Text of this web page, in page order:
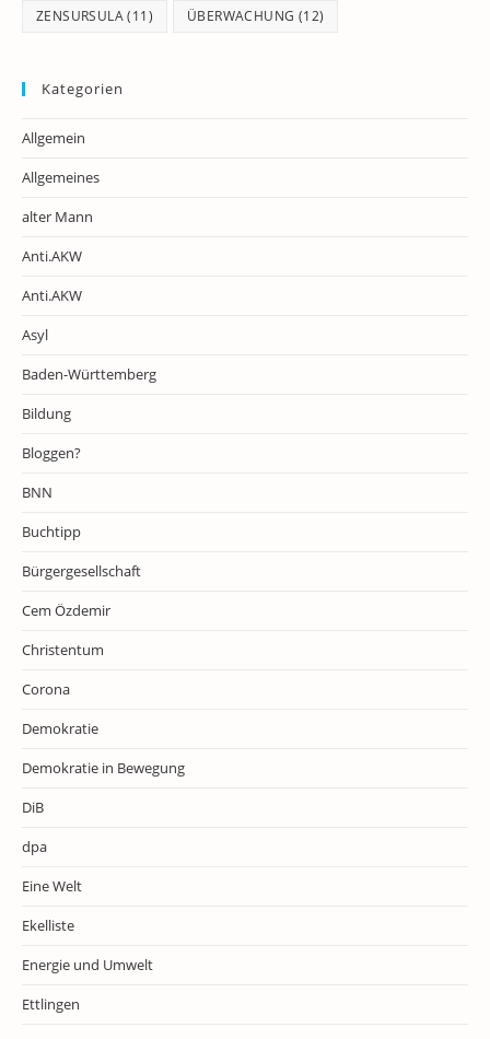
ZENSURSULA(11) ÜBERWACHUNG (12)
Kategorien
Allgemein
Allgemeines
alter Mann
Anti.AKW
Anti.AKW
Asyl
Baden-Württemberg
Bildung
Bloggen?
BNN
Buchtipp
Bürgergesellschaft
Cem Özdemir
Christentum
Corona
Demokratie
Demokratie in Bewegung
DiB
dpa
Eine Welt
Ekelliste
Energie und Umwelt
Ettlingen